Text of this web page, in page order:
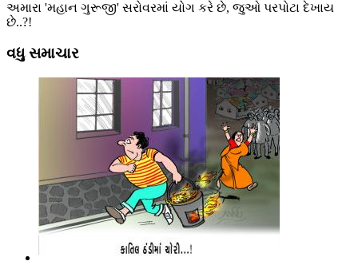
અમારા 'મહાન ગુરૂજી' સરોવરમાં યોગ કરે છે, જુઓ પરપોટા દેખાય
છે..?!
વધુ સમાચાર